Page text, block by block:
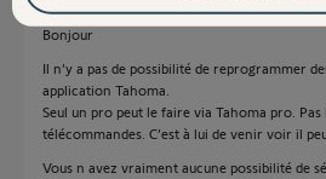
Bonjour
Il n’y a pas de possibilité de reprogrammer
application Tahoma.
Seul un pro peut le faire via Tahoma pro.
télécommandes. C’est à lui de venir voir il
Vous n avez vraiment aucune possibilité de